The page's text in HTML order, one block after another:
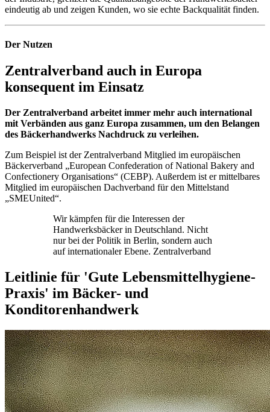
eindeutig ab und zeigen Kunden, wo sie echte Backqualität finden.
Der Nutzen
Zentralverband auch in Europa
konsequent im Einsatz
Der Zentralverband arbeitet immer mehr auch international
mit Verbänden aus ganz Europa zusammen, um den Belangen
des Bäckerhandwerks Nachdruck zu verleihen.
Zum Beispiel ist der Zentralverband Mitglied im europäischen
Bäckerverband „European Confederation of National Bakery and
Confectionery Organisations“ (CEBP). Außerdem ist er mittelbares
Mitglied im europäischen Dachverband für den Mittelstand
„SMEUnited“.
Wir kämpfen für die Interessen der
Handwerksbäcker in Deutschland. Nicht
nur bei der Politik in Berlin, sondern auch
auf internationaler Ebene. Zentralverband
Leitlinie für 'Gute Lebensmittelhygiene-
Praxis' im Bäcker- und
Konditorenhandwerk